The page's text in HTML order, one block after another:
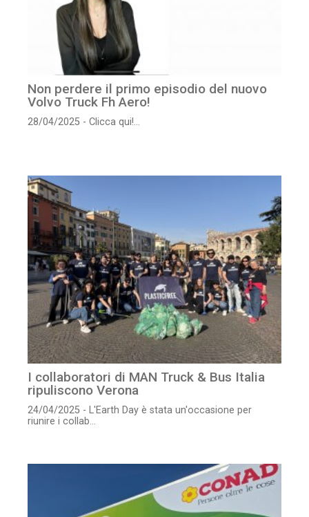
Non perdere il primo episodio del nuovo
Volvo Truck Fh Aero!
28/04/2025 - Clicca qui!...
I collaboratori di MAN Truck & Bus Italia
ripuliscono Verona
24/04/2025 - L'Earth Day è stata un'occasione per
riunire i collab...